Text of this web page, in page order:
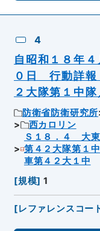
4
自昭和１８年
０日 行動詳
２大隊第１中
防衛省防衛研究所
西カロリン
Ｓ１８．４ 大
第４２大隊第１
車第４２大１中
[規模] 1
[レファレンスコー